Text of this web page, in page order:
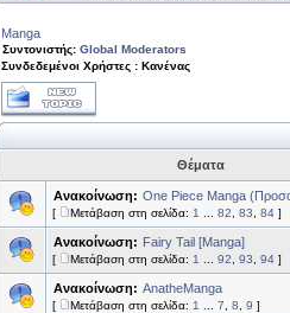
Manga
Συντονιστής: Global Moderators
Συνδεδεμένοι Χρήστες : Κανένας
Θέματα
Ανακοίνωση: One Piece Manga
[ Μετάβαση στη σελίδα: 1 82 83 84 ]
Ανακοίνωση: Fairy Tail [Manga]
[ Μετάβαση στη σελίδα: 1 92 93 94 ]
Ανακοίνωση: AnatheManga
[ Μετάβαση στη σελίδα: 1 7 8 9 ]